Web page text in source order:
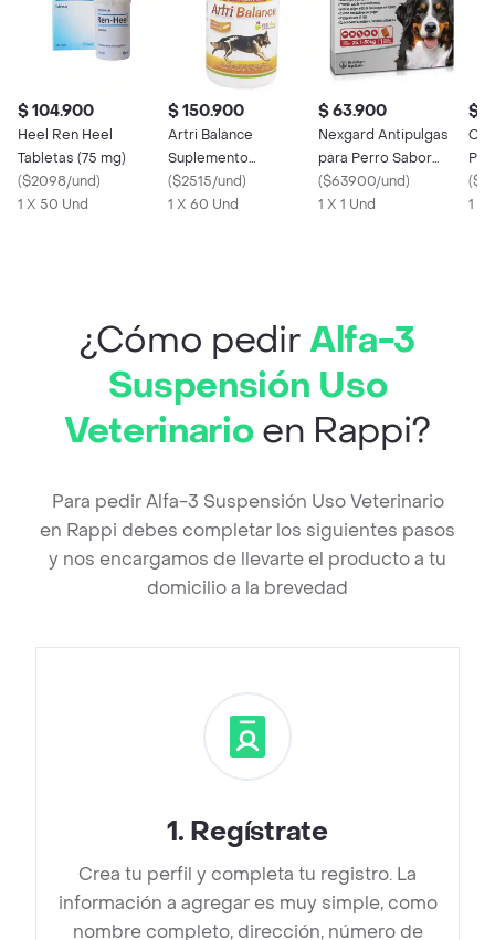
$ 104.900
Heel Ren Heel
Tabletas (75 mg)
($2098/und)
1 X 50 Und
$ 150.900
Artri Balance
Suplemento
Alimenticio para
Perros
($2515/und)
1 X 60 Und
$ 63.900
Nexgard Antipulgas
para Perro Sabor
Carne >25.1 a 50 Kg
($63900/und)
1 X 1 Und
$
(
1 X
¿Cómo pedirAlfa-3
Suspensión Uso
Veterinarioen Rappi?
Para pedir Alfa-3 Suspensión Uso Veterinario
en Rappi debes completar los siguientes pasos
y nos encargamos de llevarte el producto a tu
domicilio a la brevedad
1. Regístrate
Crea tu perfil y completa tu registro. La
información a agregar es muy simple, como
nombre completo, dirección, número de